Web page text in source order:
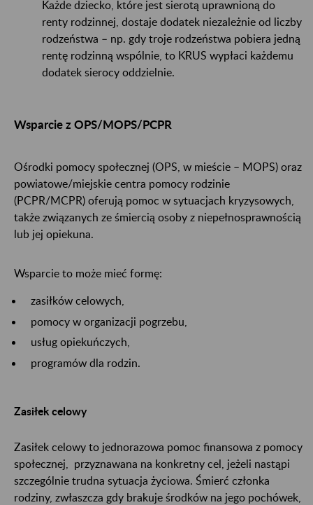
Każde dziecko, które jest sierotą uprawnioną do
renty rodzinnej, dostaje dodatek niezależnie od liczby
rodzeństwa – np. gdy troje rodzeństwa pobiera jedną
rentę rodzinną wspólnie, to KRUS wypłaci każdemu
dodatek sierocy oddzielnie.
Wsparcie z OPS/MOPS/PCPR
Ośrodki pomocy społecznej (OPS, w mieście – MOPS) oraz
powiatowe/miejskie centra pomocy rodzinie
(PCPR/MCPR) oferują pomoc w sytuacjach kryzysowych,
także związanych ze śmiercią osoby z niepełnosprawnością
lub jej opiekuna.
Wsparcie to może mieć formę:
zasiłków celowych,
pomocy w organizacji pogrzebu,
usług opiekuńczych,
programów dla rodzin.
Zasiłek celowy
Zasiłek celowy to jednorazowa pomoc finansowa z pomocy
społecznej, przyznawana na konkretny cel, jeżeli nastąpi
szczególnie trudna sytuacja życiowa. Śmierć członka
rodziny, zwłaszcza gdy brakuje środków na jego pochówek,